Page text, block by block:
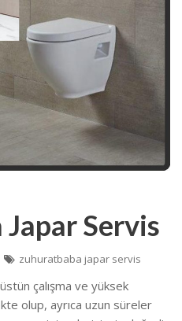
Servis
zuhuratbaba japar servis
üstün çalışma ve yüksek
olup, ayrıca uzun süreler